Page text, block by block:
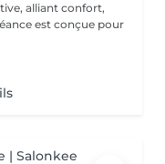
alliant confort,
est conçue pour